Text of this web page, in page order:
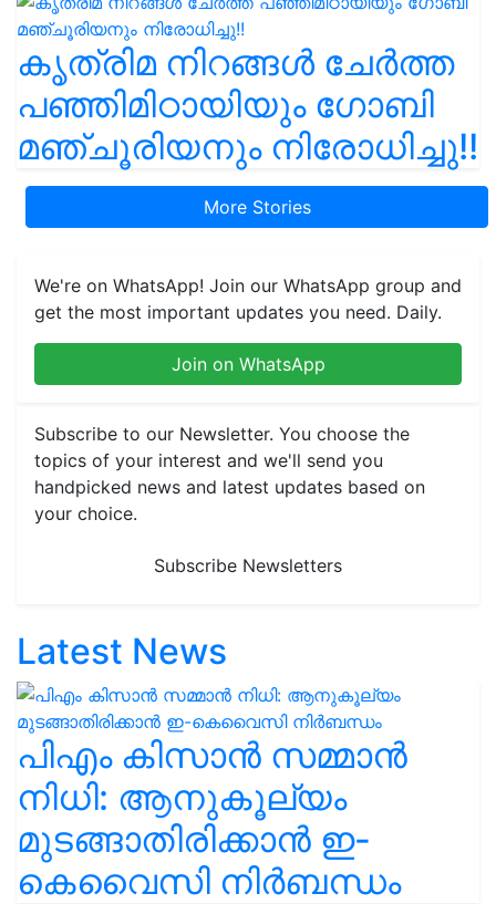
കൃത്രിമ നിറങ്ങൾ ചേർത്ത
പഞ്ഞിമിഠായിയും ഗോബി
മഞ്ചൂരിയനും നിരോധിച്ചു!!
More Stories
We're on WhatsApp! Join our WhatsApp group and
get the most important updates you need. Daily.
Join on WhatsApp
Subscribe to our Newsletter. You choose the
topics of your interest and we'll send you
handpicked news and latest updates based on
your choice.
Subscribe Newsletters
Latest News
പിഎം കിസാൻ സമ്മാൻ
നിധി: ആനുകൂല്യം
മുടങ്ങാതിരിക്കാൻ ഇ-
കെവൈസി നിർബന്ധം